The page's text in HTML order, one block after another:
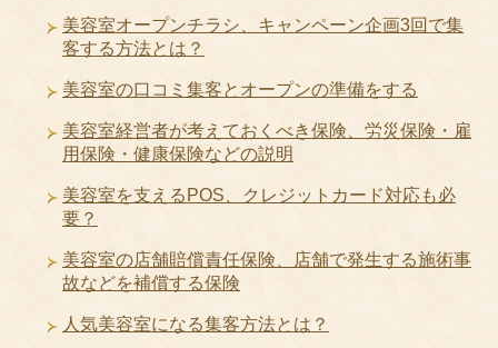
美容室オープンチラシ、キャンペーン企画3回で集
客する方法とは？
美容室の口コミ集客とオープンの準備をする
美容室経営者が考えておくべき保険、労災保険・雇
用保険・健康保険などの説明
美容室を支えるPOS、クレジットカード対応も必
要？
美容室の店舗賠償責任保険、店舗で発生する施術事
故などを補償する保険
人気美容室になる集客方法とは？